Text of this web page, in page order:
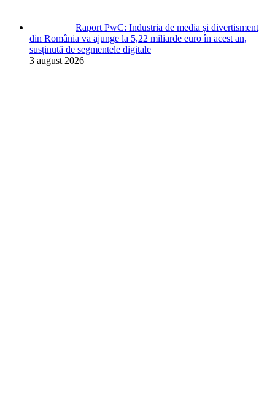
Raport PwC: Industria de media și divertisment
din România va ajunge la 5,22 miliarde euro în acest an,
susținută de segmentele digitale
3 august 2026